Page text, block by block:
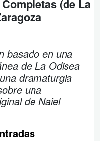
(de La
basado en una
de La Odisea
dramaturgia
una
de Naiel